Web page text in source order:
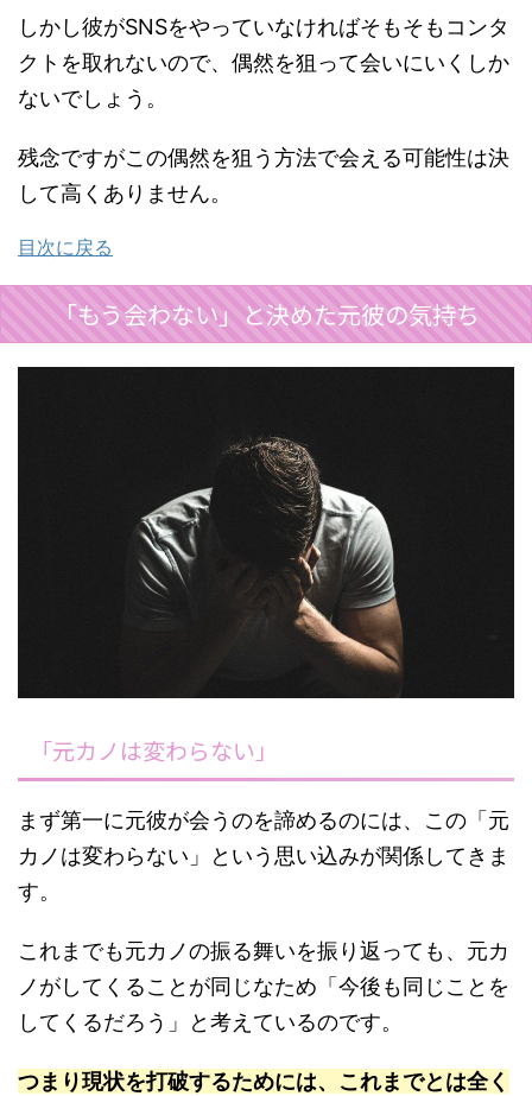
しかし彼がSNSをやっていなければそもそもコンタ
クトを取れないので、偶然を狙って会いにいくしか
ないでしょう。
残念ですがこの偶然を狙う方法で会える可能性は決
して高くありません。
目次に戻る
「もう会わない」と決めた元彼の気持ち
「元カノは変わらない」
まず第一に元彼が会うのを諦めるのには、この「元
カノは変わらない」という思い込みが関係してきま
す。
これまでも元カノの振る舞いを振り返っても、元カ
ノがしてくることが同じなため「今後も同じことを
してくるだろう」と考えているのです。
つまり現状を打破するためには、これまでとは全く